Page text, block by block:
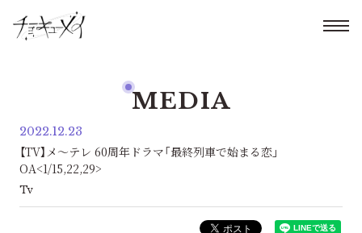
MEDIA
2022.12.23
【TV】メ～テレ 60周年ドラマ「最終列車で始まる恋」
OA<1/15,22,29>
Tv